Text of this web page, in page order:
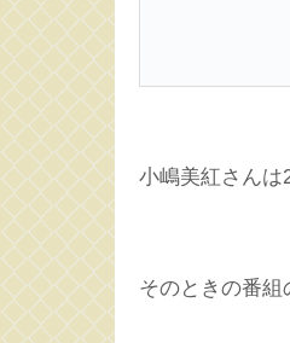
小嶋美紅さんは
そのときの番組